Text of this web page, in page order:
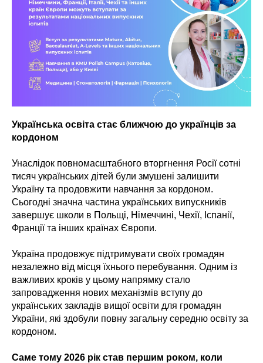
Українська освіта стає ближчою до українців за
кордоном
Унаслідок повномасштабного вторгнення Росії сотні
тисяч українських дітей були змушені залишити
Україну та продовжити навчання за кордоном.
Сьогодні значна частина українських випускників
завершує школи в Польщі, Німеччині, Чехії, Іспанії,
Франції та інших країнах Європи.
Україна продовжує підтримувати своїх громадян
незалежно від місця їхнього перебування. Одним із
важливих кроків у цьому напрямку стало
запровадження нових механізмів вступу до
українських закладів вищої освіти для громадян
України, які здобули повну загальну середню освіту за
кордоном.
Саме тому 2026 рік став першим роком, коли